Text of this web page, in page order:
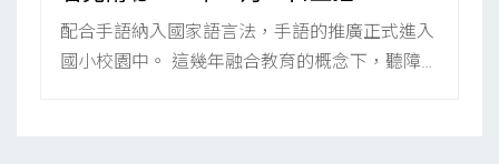
配合手語納入國家語言法，手語的推廣正式進入
國小校園中。 這幾年融合教育的概念下，聽障生